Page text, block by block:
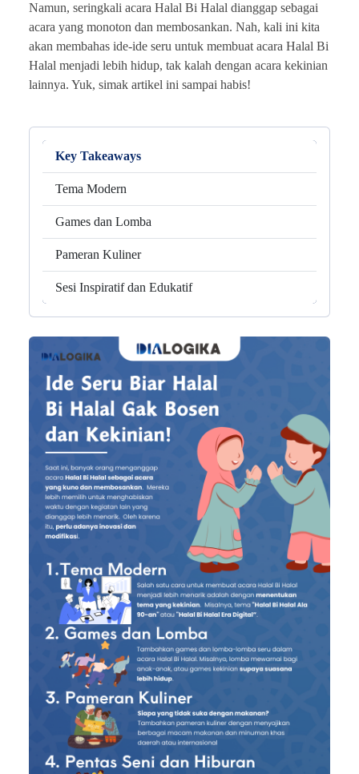
Namun, seringkali acara Halal Bi Halal dianggap sebagai
acara yang monoton dan membosankan. Nah, kali ini kita
akan membahas ide-ide seru untuk membuat acara Halal Bi
Halal menjadi lebih hidup, tak kalah dengan acara kekinian
lainnya. Yuk, simak artikel ini sampai habis!
Key Takeaways
Tema Modern
Games dan Lomba
Pameran Kuliner
Sesi Inspiratif dan Edukatif